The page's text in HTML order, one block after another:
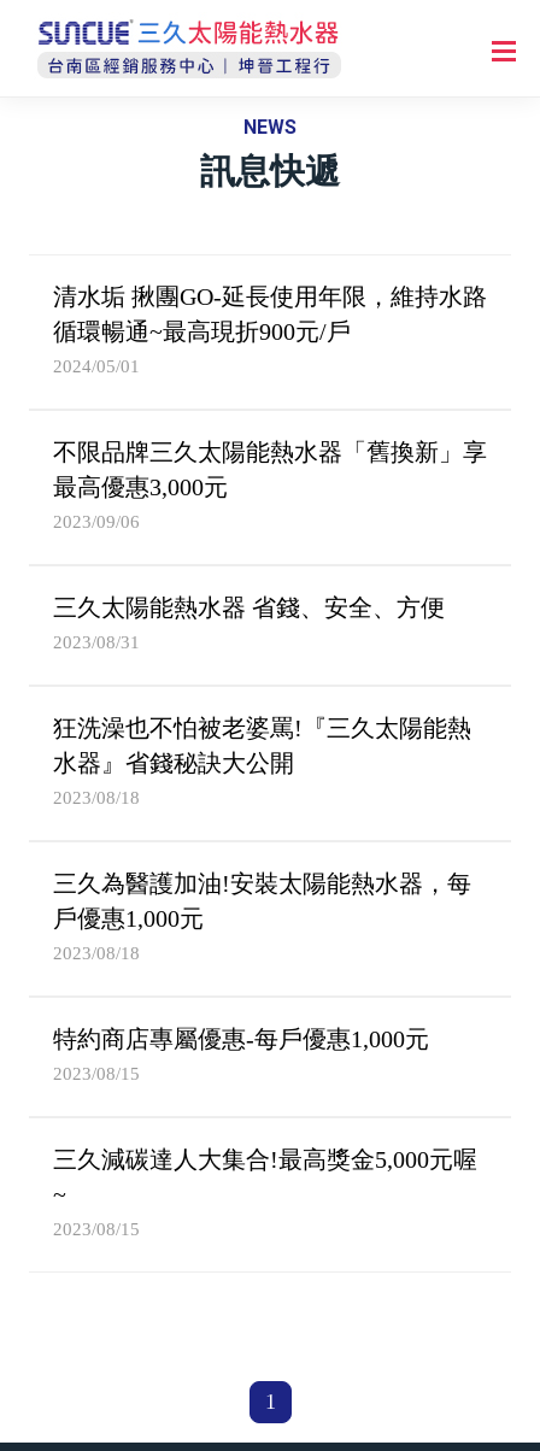
NEWS
訊息快遞
清水垢 揪團GO-延長使用年限，維持水路
循環暢通~最高現折900元/戶
2024/05/01
不限品牌三久太陽能熱水器「舊換新」享
最高優惠3,000元
2023/09/06
三久太陽能熱水器 省錢、安全、方便
2023/08/31
狂洗澡也不怕被老婆罵!『三久太陽能熱
水器』省錢秘訣大公開
2023/08/18
三久為醫護加油!安裝太陽能熱水器，每
戶優惠1,000元
2023/08/18
特約商店專屬優惠-每戶優惠1,000元
2023/08/15
三久減碳達人大集合!最高獎金5,000元喔
~
2023/08/15
1